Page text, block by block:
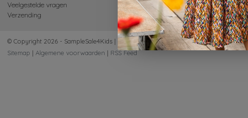
Veelgestelde vragen
Verzending
© Copyright 2026 - SampleSale4Kids | Realisatie InStijl Media
Sitemap | Algemene voorwaarden | RSS Feed